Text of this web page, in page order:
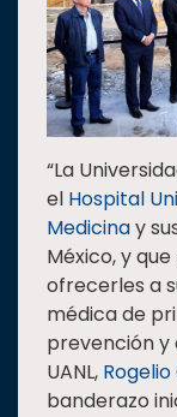
“La
el Hospital
Medicinay
México, y
ofrecerles a
médica de
prevención y
UANL,
banderazo